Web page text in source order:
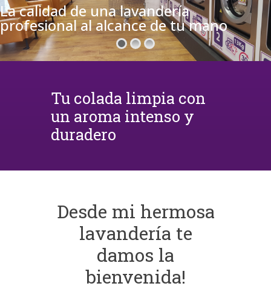
La calidad de una lavandería
profesional al alcance de tu mano
Tu colada limpia con
un aroma intenso y
duradero
Desde mi hermosa
lavandería te
damos la
bienvenida!